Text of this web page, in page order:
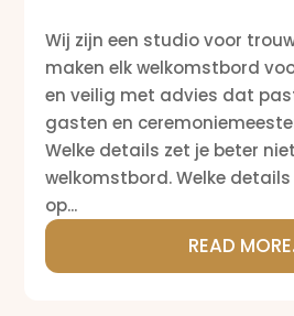
Wij zijn een studio voor
maken elk welkomstbord
en veilig met advies dat
gasten en
Welke details zet je beter
welkomstbord. Welke
op...
READ